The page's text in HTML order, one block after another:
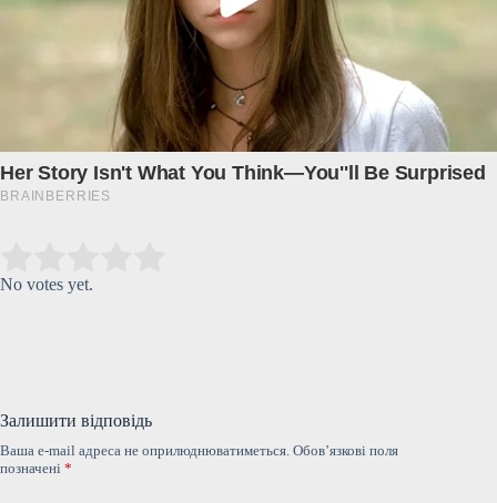
No votes yet.
Залишити відповідь
Ваша e-mail адреса не оприлюднюватиметься. Обов’язкові поля
позначені *